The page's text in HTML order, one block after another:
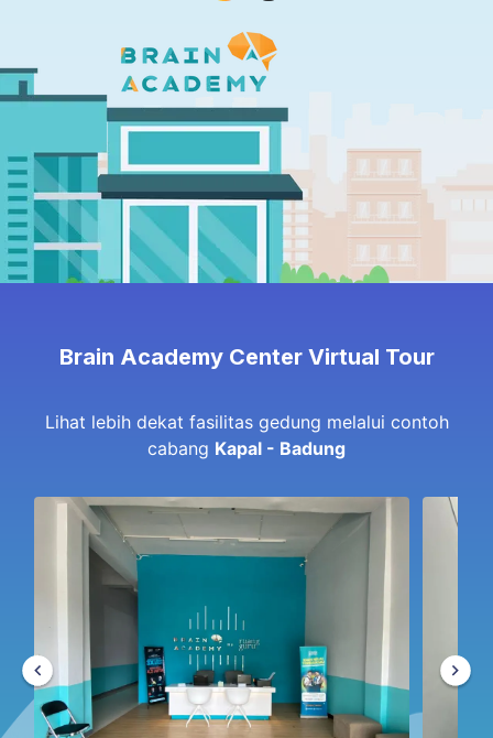
Brain Academy Center Virtual Tour
Lihat lebih dekat fasilitas gedung melalui contoh
cabang Kapal - Badung